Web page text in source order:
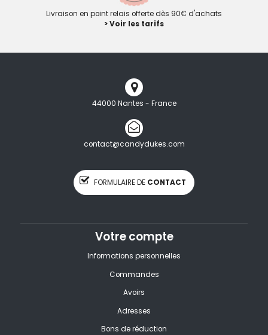
Livraison en point relais offerte dès 90€ d'achats
> Voir les tarifs
44000 Nantes - France
contact@candydukes.com
FORMULAIRE DE CONTACT
Votre compte
Informations personnelles
Commandes
Avoirs
Adresses
Bons de réduction